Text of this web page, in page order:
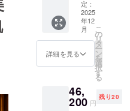
サン
ス
ボー
テ 3本
・提供
方法：
完成後
宅急便
送
定：
2025
年12
月
詳細を見る
こ
の
リ
タ
ー
ン
を
選
択
す
る
46,
200 円
残り20